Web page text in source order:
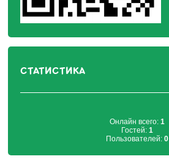
СТАТИСТИКА
Онлайн всего: 1
Гостей: 1
Пользователей: 0